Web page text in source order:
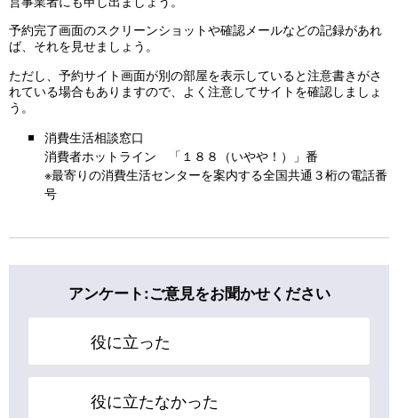
予約完了画面のスクリーンショットや確認メールなどの記録があれ
ば、それを見せましょう。
ただし、予約サイト画面が別の部屋を表示していると注意書きがさ
れている場合もありますので、よく注意してサイトを確認しましょ
う。
消費生活相談窓口
消費者ホットライン 「１８８（いやや！）」番
※最寄りの消費生活センターを案内する全国共通３桁の電話番
号
アンケート:ご意見をお聞かせください
役に立った
役に立たなかった